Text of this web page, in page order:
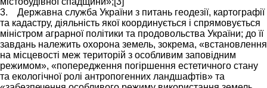
3. Державна служба України з питань геодезії, картографії
та кадастру, діяльність якої координується і спрямовується
міністром аграрної політики та продовольства України; до її
завдань належить охорона земель, зокрема, «встановлення
на місцевості меж територій з особливим заповідним
режимом», «попередження погіршення естетичного стану
та екологічної ролі антропогенних ландшафтів» та